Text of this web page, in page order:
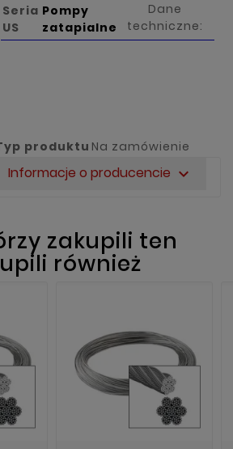
Seria
US
Pompy
zatapialne
Dane
techniczne:
produktu Na zamówienie
Informacje o producencie expand_more
zakupili ten
również